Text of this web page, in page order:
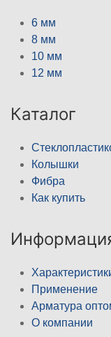
6 мм
8 мм
10 мм
12 мм
Каталог
Колышки
Фибра
Как купить
Применение
Арматура
О компании